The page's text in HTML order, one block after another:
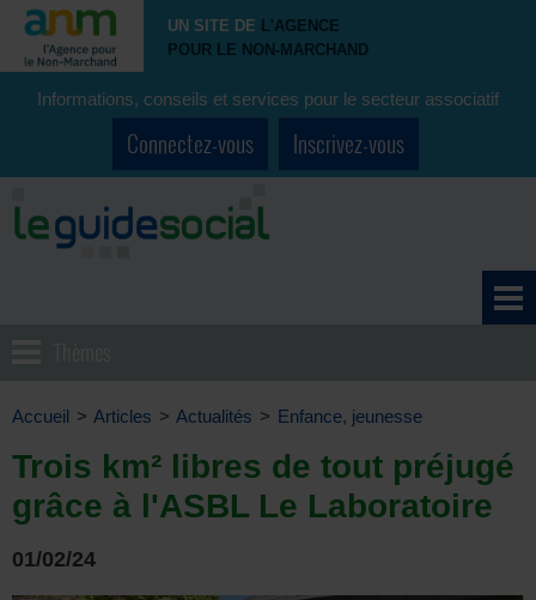
UN SITE DE L'AGENCE
POUR LE NON-MARCHAND
Informations, conseils et services pour le secteur associatif
Connectez-vous Inscrivez-vous
Accueil > Articles > Actualités > Enfance, jeunesse
Trois km² libres de tout préjugé
grâce à l'ASBL Le Laboratoire
01/02/24